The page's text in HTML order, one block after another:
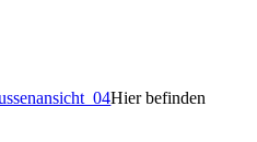
Hier befinden